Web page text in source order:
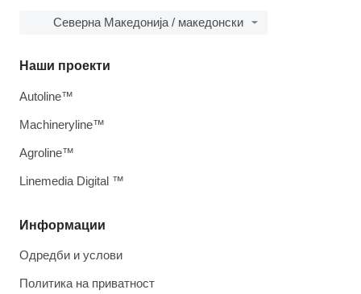
Северна Македонија / македонски
Информации
Одредби и услови
Политика на приватност
Наши проекти
Autoline™
Machineryline™
Agroline™
Linemedia Digital ™